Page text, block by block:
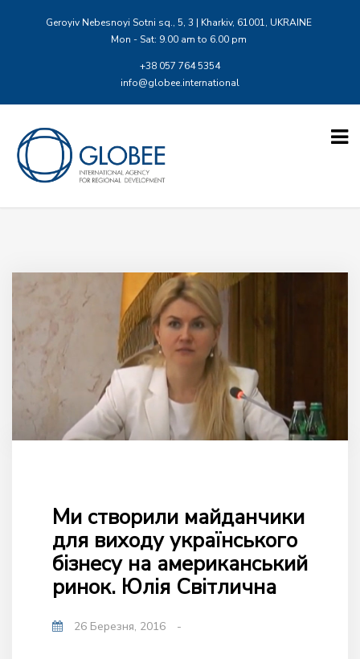
Geroyiv Nebesnoyi Sotni sq., 5, 3 | Kharkiv, 61001, UKRAINE
Mon - Sat: 9.00 am to 6.00 pm
+38 057 764 5354
info@globee.international
Ми створили майданчики
для виходу українського
бізнесу на американський
ринок. Юлія Світлична
26 Березня, 2016 -